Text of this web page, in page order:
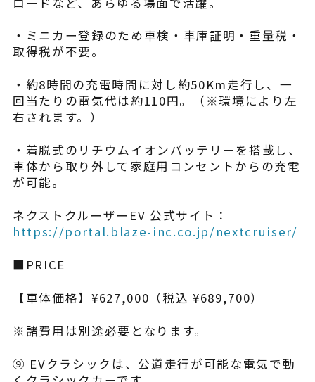
・ミニカー登録のため車検・車庫証明・重量税・
取得税が不要。
・約8時間の充電時間に対し約50Km走行し、一
回当たりの電気代は約110円。（※環境により左
右されます。）
・着脱式のリチウムイオンバッテリーを搭載し、
車体から取り外して家庭用コンセントからの充電
が可能。​
ネクストクルーザーEV 公式サイト：
https://portal.blaze-inc.co.jp/nextcruiser/
■PRICE
【車体価格】¥627,000（税込 ¥689,700）
※諸費用は別途必要となります。
⑨ EVクラシックは、公道走行が可能な電気で動